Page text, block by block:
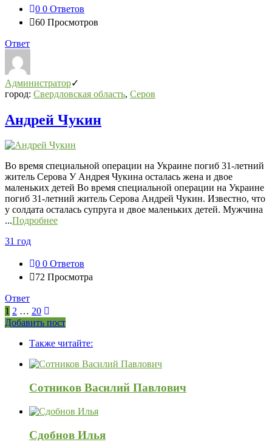
0 0 Ответов
60 Просмотров
Ответ
Администратор
город: Свердловская область, Серов
Андрей Чукин
Во время специальной операции на Украине погиб 31-летний
житель Серова У Андрея Чукина осталась жена и двое
маленьких детей Во время специальной операции на Украине
погиб 31-летний житель Серова Андрей Чукин. Известно, что
у солдата осталась супруга и двое маленьких детей. Мужчина
...Подробнее
31 год
0 0 Ответов
72 Просмотра
Ответ
1 2 … 20
Боковая
панель
Добавить пост
120x600Также читайте:
Сотников Василий Павлович
Сдобнов Илья